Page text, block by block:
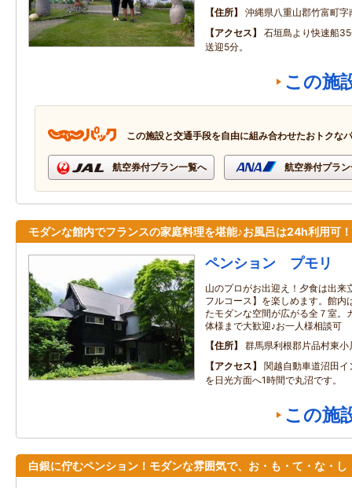
住所
沖縄県八重山郡竹富町字
アクセス
石垣島より快速船
送迎5分。
この施
この施設と交通手段を自由に組み合わせたおトクな
航空券付プラン一覧へ 航空券付プラ
モダンな館内でフランスの家庭料理を堪能♪お風呂は24h利用可！
ペンション プモリ
山のプロがお出迎え！夕食は出来
フルコース】を楽しめます。館内
たモダンな空間が広がる全７室。
体様まで大歓迎♪お一人様相談可
住所
群馬県利根郡片品村東小
アクセス
関越自動車道沼田
を日光方面へ1時間で丸沼です。
この施
白銀に佇むペンション！モダンな雰囲気で、お・も・て・な・し